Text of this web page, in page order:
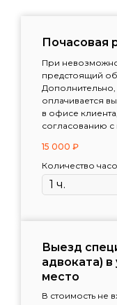
Почасовая
При
предстоящий
оплачивается
в офисе
согласованию с
15 000 ₽
Количество
Выезд
адвоката) в
место
В стоимость не